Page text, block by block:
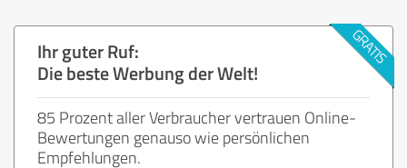
Ihr guter Ruf:
Die beste Werbung der Welt!
85 Prozent aller Verbraucher vertrauen Online-
Bewertungen genauso wie persönlichen
Empfehlungen.